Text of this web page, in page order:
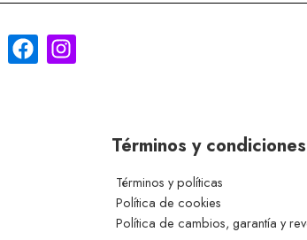
Términos y condiciones
Términos y políticas
Política de cookies
Política de cambios, garantía y